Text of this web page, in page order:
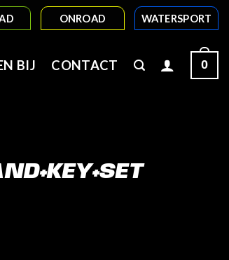
ONROAD WATERSPORT
BIJ CONTACT 0